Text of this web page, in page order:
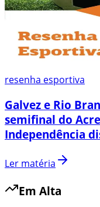
resenha esportiva
Galvez e Rio
semifinal do
Independência
Ler matéria
Em Alta